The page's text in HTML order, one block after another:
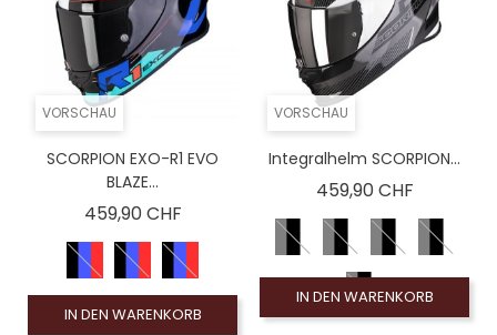
VORSCHAU
SCORPION EXO-R1 EVO
BLAZE...
459,90 CHFPreis
IN DEN WARENKORB
VORSCHAU
Integralhelm SCORPION...
459,90 CHFPreis
IN DEN WARENKORB